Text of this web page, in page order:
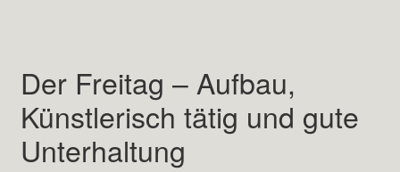
Der Freitag – Aufbau,
Künstlerisch tätig und gute
Unterhaltung